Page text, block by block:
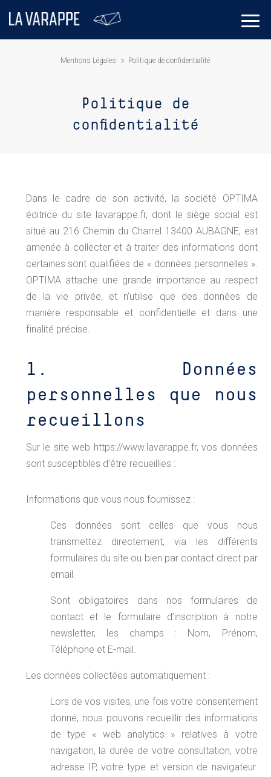
Mentions Légales Politique de confidentialité
Politique de
confidentialité
Dans le cadre de son activité, la société OPTIMA
éditrice du site lavarappe.fr, dont le siège social est
situé au 216 Chemin du Charrel 13400 AUBAGNE, est
amenée à collecter et à traiter des informations dont
certaines sont qualifiées de « données personnelles ».
OPTIMA attache une grande importance au respect
de la vie privée, et n’utilise que des données de
manière responsable et confidentielle et dans une
finalité précise.
1. Données
personnelles que nous
recueillons
Sur le site web https://www.lavarappe.fr, vos données
sont susceptibles d’être recueillies :
Informations que vous nous fournissez :
Ces données sont celles que vous nous
transmettez directement, via les différents
formulaires du site ou bien par contact direct par
email.
Sont obligatoires dans nos formulaires de
contact et le formulaire d’inscription à notre
newsletter, les champs : Nom, Prénom,
Téléphone et E-mail.
Les données collectées automatiquement :
Lors de vos visites, une fois votre consentement
donné, nous pouvons recueillir des informations
de type « web analytics » relatives à votre
navigation, la durée de votre consultation, votre
adresse IP, votre type et version de navigateur.